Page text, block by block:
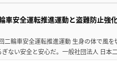
車安全運転推進運動と盗難防止強
二輪車安全運転推進運動 生身の体で風
ない安全と安心だ。一般社団法人 日